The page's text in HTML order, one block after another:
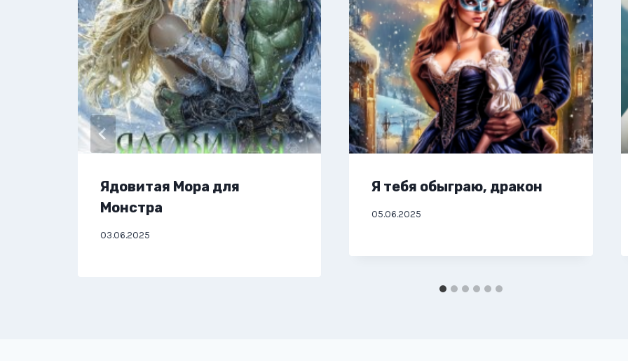
Ядовитая Мора для
Монстра
03.06.2025
Я тебя обыграю, дракон
05.06.2025